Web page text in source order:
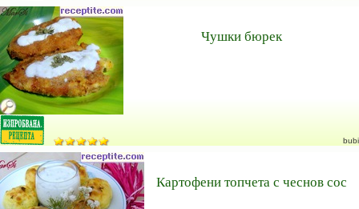
Чушки бюрек
bubi
Картофени топчета с чеснов сос